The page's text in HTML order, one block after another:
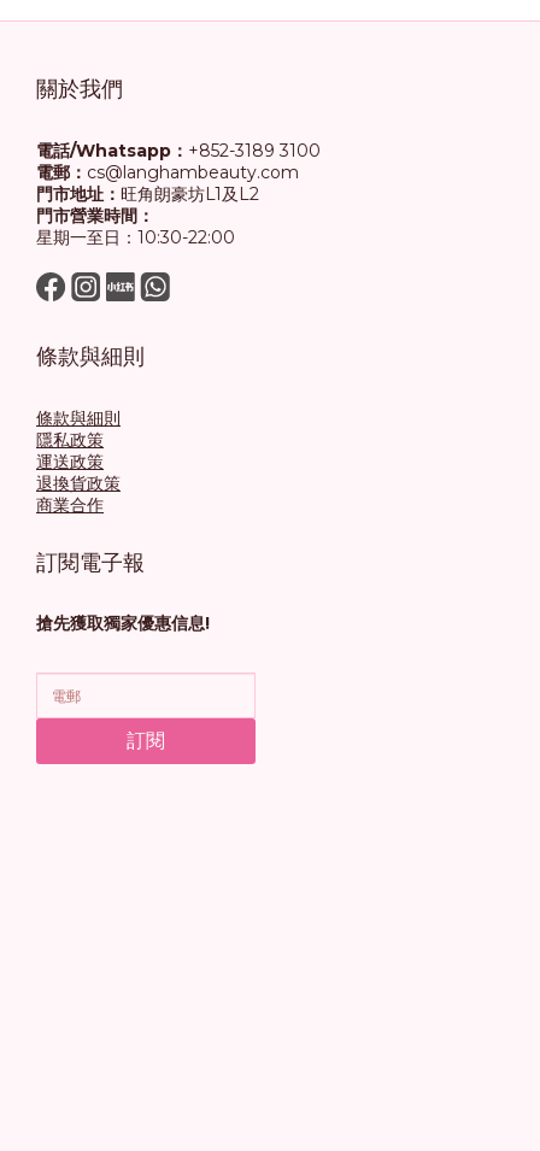
關於我們
電話/Whatsapp： +852-3189 3100
電郵： cs@langhambeauty.com
門市地址： 旺角朗豪坊L1及L2
門市營業時間：
星期一至日：10:30-22:00
條款與細則
條款與細則
隱私政策
運送政策
退換貨政策
商業合作
訂閱電子報
搶先獲取獨家優惠信息!
訂閱